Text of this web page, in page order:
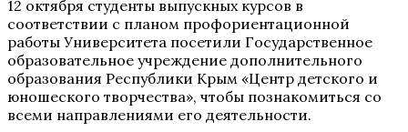
12 октября студенты выпускных курсов в
соответствии с планом профориентационной
работы Университета посетили Государственное
образовательное учреждение дополнительного
образования Республики Крым «Центр детского и
юношеского творчества», чтобы познакомиться со
всеми направлениями его деятельности.